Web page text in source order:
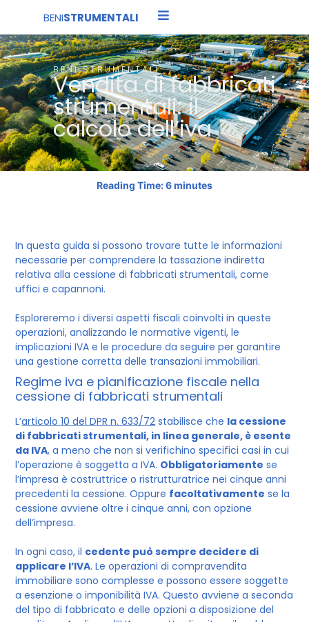
BENISTRUMENTALI
BENI STRUMENTALI
Vendita di fabbricati
strumentali: il
calcolo dell’iva
Reading Time:6minutes
In questa guida si possono trovare tutte le informazioni
necessarie per comprendere la tassazione indiretta
relativa alla cessione di fabbricati strumentali, come
uffici e capannoni.
Esploreremo i diversi aspetti fiscali coinvolti in queste
operazioni, analizzando le normative vigenti, le
implicazioni IVA e le procedure da seguire per garantire
una gestione corretta delle transazioni immobiliari.
Regime iva e pianificazione fiscale nella
cessione di fabbricati strumentali
L’articolo 10 del DPR n. 633/72 stabilisce che la cessione
di fabbricati strumentali, in linea generale, è esente
da IVA, a meno che non si verifichino specifici casi in cui
l’operazione è soggetta a IVA. Obbligatoriamente se
l’impresa è costruttrice o ristrutturatrice nei cinque anni
precedenti la cessione. Oppure facoltativamente se la
cessione avviene oltre i cinque anni, con opzione
dell’impresa.
In ogni caso, il cedente può sempre decidere di
applicare l’IVA. Le operazioni di compravendita
immobiliare sono complesse e possono essere soggette
a esenzione o imponibilità IVA. Questo avviene a seconda
del tipo di fabbricato e delle opzioni a disposizione del